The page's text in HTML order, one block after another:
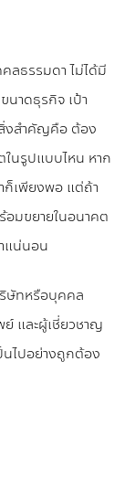
ลธรรมดา ไม่ได้มี
นาดธุรกิจ เป้า
งสำคัญคือ ต้อง
ในรูปแบบไหน หาก
ก็เพียงพอ แต่ถ้า
มขยายในอนาคต
แน่นอน
ษัทหรือบุคคล
และผู้เชี่ยวชาญ
นไปอย่างถูกต้อง